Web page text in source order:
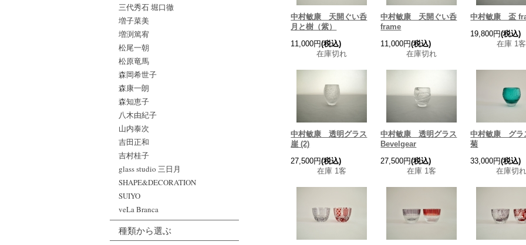
三代秀石 堀口徹
増子菜美
増渕篤宥
松尾一朝
松原竜馬
森岡希世子
森康一朗
森知恵子
八木由紀子
山内泰次
吉田正和
吉村桂子
glass studio 三日月
SHAPE&DECORATION
SUIYO
veLa Branca
種類から選ぶ
中村敏康 天開ぐい呑
月と樹（紫）
11,000円(税込)
在庫切れ
中村敏康 天開ぐい呑
frame
11,000円(税込)
在庫切れ
中村敏康 盃
19,800円(税込)
在庫 1客
中村敏康 透明グラス
崖 (2)
27,500円(税込)
在庫 1客
中村敏康 透明グラス
Bevelgear
27,500円(税込)
在庫 1客
中村敏康 グラ
菊
33,000円(税込)
在庫切れ